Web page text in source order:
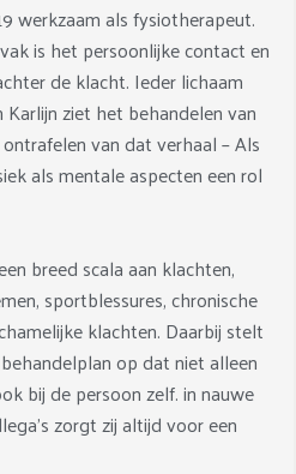
werkzaam als fysiotherapeut.
is het persoonlijke contact en
de klacht. Ieder lichaam
ziet het behandelen van
van dat verhaal – Als
als mentale aspecten een rol
breed scala aan klachten,
sportblessures, chronische
klachten. Daarbij stelt
op dat niet alleen
bij de persoon zelf. in nauwe
zorgt zij altijd voor een